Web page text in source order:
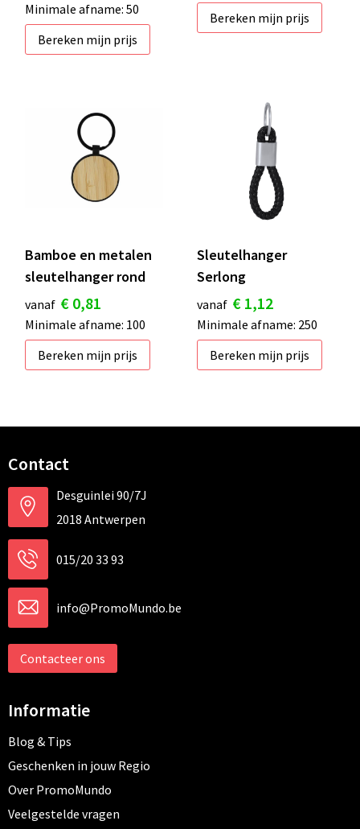
Minimale afname: 50
Bereken mijn prijs
Bereken mijn prijs
Bamboe en metalen
sleutelhanger rond
vanaf € 0,81
Minimale afname: 100
Bereken mijn prijs
Sleutelhanger
Serlong
vanaf € 1,12
Minimale afname: 250
Bereken mijn prijs
Contact
Desguinlei 90/7J
2018 Antwerpen
015/20 33 93
info@PromoMundo.be
Contacteer ons
Informatie
Blog & Tips
Geschenken in jouw Regio
Over PromoMundo
Veelgestelde vragen